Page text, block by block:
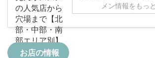
メン情報をもっ
お店の情報